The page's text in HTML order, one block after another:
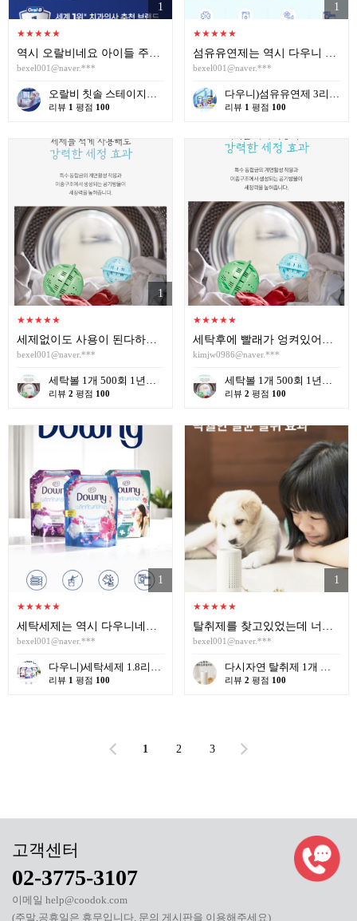
1
★★★★★
역시 오랄비네요 아이들 주려고 샀고 애들이 무척 좋아하네요 가격도 제일 싼거 같습니다 자주 애용해야겠습니다 재구매의향있습니다
bexel001@naver.***
오랄비 칫솔 스테이지스1단계 , 2단계 , 3단계, 4단계 선택 {12개씩 한케이스단위 판매} 치솔 유아 어린이
리뷰 1 평점 100
1
★★★★★
섬유유연제는 역시 다우니 좋은 가격으로 구매했습니다 많이 파세요
bexel001@naver.***
다우니)섬유유연제 3리터 프레쉬 리필 _{ 4입 한박스단위 판매 } 선라이즈 / 프레쉬 브리즈 / 미스티크
리뷰 1 평점 100
1
★★★★★
세제없이도 사용이 된다하니 혁명이네요 그래도 조금만 넣고 돌리면 좋더라구요 500회라고하니 일년을 쓰겠네요 감사합니다 또 주문하겠습니다
bexel001@naver.***
세탁볼 1개 500회 1년사용 살균 세정 탈취작용 중금속 및 스케일 방지 색상랜덤
리뷰 2 평점 100
★★★★★
세탁후에 빨래가 엉켜있어서 주름이 잘 안펴졌는데 이 제품을 사용하니 그부분이 많이 줄어들어 만족합니다.
kimjw0986@naver.***
세탁볼 1개 500회 1년사용 살균 세정 탈취작용 중금속 및 스케일 방지 색상랜덤
리뷰 2 평점 100
1
★★★★★
세탁세제는 역시 다우니네요 감사합니다 정말 좋은 가격으로 샀어요 재구매 의사 있어요
bexel001@naver.***
다우니)세탁세제 1.8리터 리필 _{3입 한박스단위판매 } 인도어 드라이(실내건조) / 썬라이즈 프레시 / 미스티크 / 가든볼륨
리뷰 1 평점 100
1
★★★★★
탈취제를 찾고있었는데 너무 좋은데요 냄새가 순삭입니다 감사합니다 재구매의향있습니다
bexel001@naver.***
다시자연 탈취제 1개 냉장고 차안 옷장 싱크대하부장 신발장 화장실등
리뷰 2 평점 100
1 2 3
02-3775-3107
이메일 help@coodok.com
(주말,공휴일은 휴무입니다. 문의 게시판을 이용해주세요)